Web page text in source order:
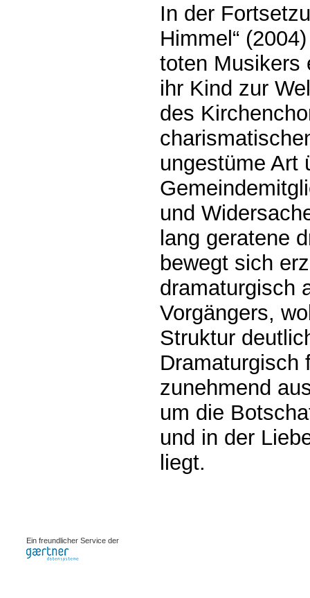
In der
Himmel“
toten Musikers
ihr Kind zur
des
ungestüme Art
und
lang geratene
bewegt sich
dramaturgisch
Vorgängers,
Struktur
Dramaturgisch
zunehmend
um die
und in der
liegt.
Ein freundlicher Service der